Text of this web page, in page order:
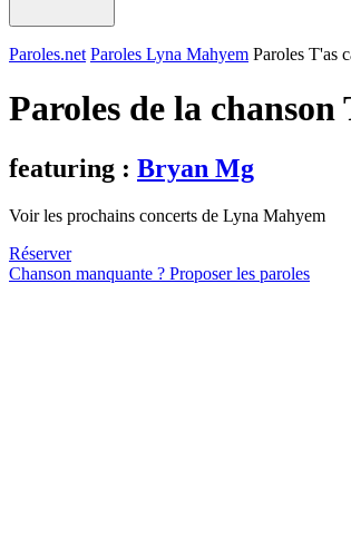
Paroles.net Paroles Lyna Mahyem Paroles T'as
Paroles de la
featuring : Bryan Mg
Voir les prochains concerts de Lyna Mahyem
Réserver
Chanson manquante ? Proposer les paroles